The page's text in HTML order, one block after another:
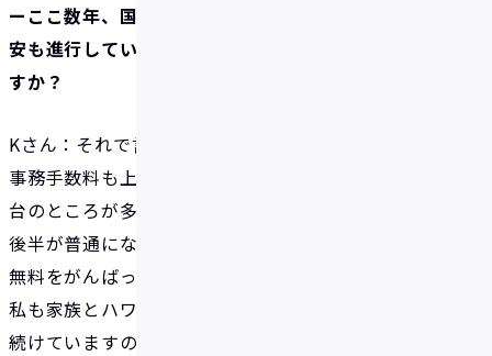
ーここ数年、国内外で物価が上昇していますし、円
安も進行していますが、どう感じていらっしゃいま
すか？
Kさん：それで言うと、クレジットカード会社の海外
事務手数料も上がっていますよね。以前はたしか2%
台のところが多かったと思いますが、最近だと3%台
後半が普通になってしまって・・・。IDAREにはぜひ
無料をがんばって続けてもらいたいと思っています。
私も家族とハワイにまだ行けていませんが、IDAREは
続けていますので。